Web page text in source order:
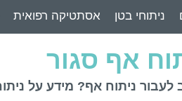
ניתוחי בטן אסתטיקה רפואית
אף סגור
לעבור ניתוח אף? מידע על